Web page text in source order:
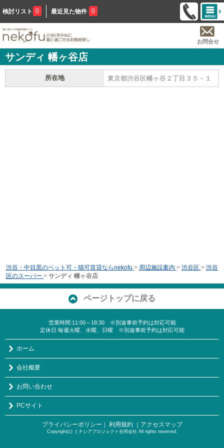
検討リスト 0 最近見た物件 0
お問合せ
サンディ 幡ヶ谷店
所在地 東京都渋谷区幡ヶ谷２丁目３５－１
渋谷・中目黒のペット可・猫可賃貸ならnekofu > 周辺施設案内 > 渋谷区 > 渋谷
区のスーパー > サンディ 幡ヶ谷店
ページトップに戻る
営業時間:11:00～18:30 ※別途事前予約は対応可能
定休日:毎週火曜、水曜、日曜 ※別途事前予約は対応可能
ホーム
会社概要
お問い合わせ
PCサイト
プライバシーポリシー ｜ 利用規約 ｜アクセスマップ
Copyright(c) ミナシアプロジェクト合同会社 All rights reserved.